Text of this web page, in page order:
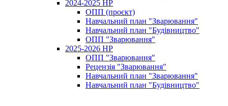
2024-2025 НР
ОПП (проєкт)
Навчальний план "Зварювання"
Навчальний план "Будівництво"
ОПП "Зварювання"
2025-2026 НР
ОПП "Зварювання"
Рецензія "Зварювання"
Навчальний план "Зварювання"
Навчальний план "Будівництво"